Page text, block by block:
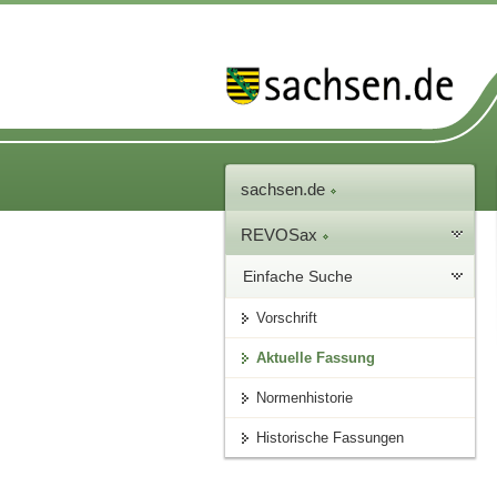
sachsen.de
REVOSax
Einfache Suche
Vorschrift
Aktuelle Fassung
Normenhistorie
Historische Fassungen